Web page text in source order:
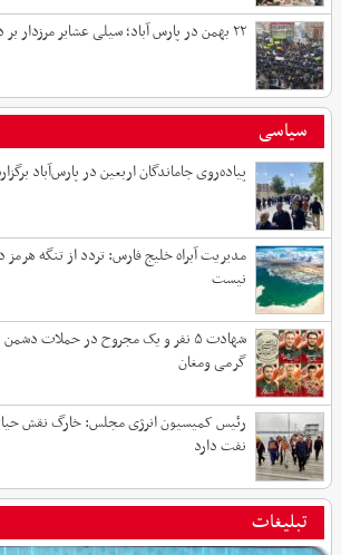
۲۲ بهمن در پارس آباد؛ سیلی عشایر مرزدار بر دشمنان انقلاب
سیاسی
پیاده‌روی جاماندگان اربعین در پارس‌آباد
مدیریت آبراه خلیج فارس: تردد از تنگه هرمز
نیست
شهادت ۵ نفر و یک مجروح در حملات
گرمی ومغان
رئیس کمیسیون انرژی مجلس: خارگ نقش
نفت دارد
تبلیغات